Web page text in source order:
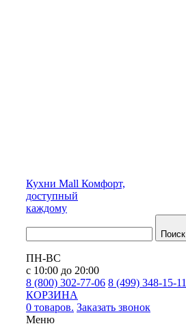
Кухни Mall Комфорт,
доступный
каждому
Поиск
ПН-ВС
с 10:00 до 20:00
8 (800) 302-77-06 8 (499) 348-15-11
КОРЗИНА
0 товаров. Заказать звонок
Меню